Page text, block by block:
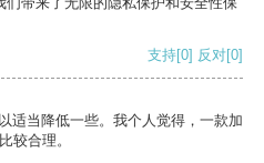
支持[0] 反对[0]
适当降低一些。我个人觉得，一款加
较合理。